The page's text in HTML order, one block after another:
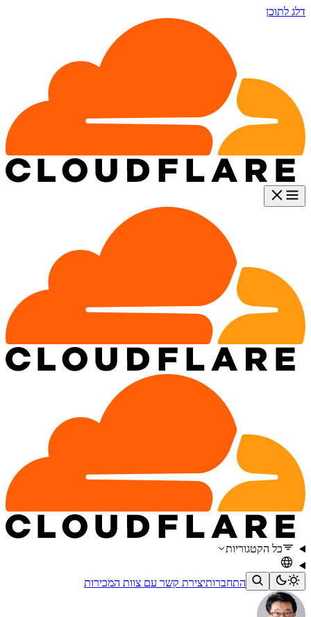
דלג לתוכן
כל הקטגוריות
התחברותיצירת קשר עם צוות המכירות